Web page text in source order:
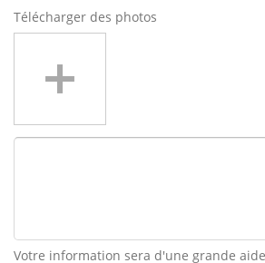
Télécharger des photos
Votre information sera d'une grande